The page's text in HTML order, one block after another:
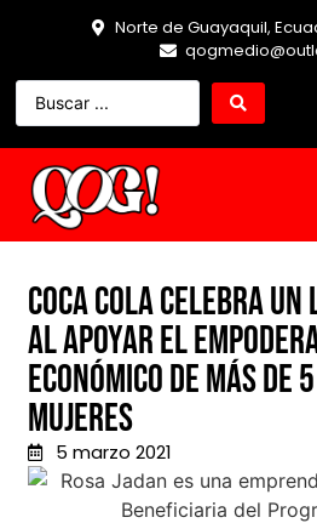
Norte de Guayaquil,
Coca Cola celebra
al apoyar el
económico de más de
mujeres
5 marzo 2021